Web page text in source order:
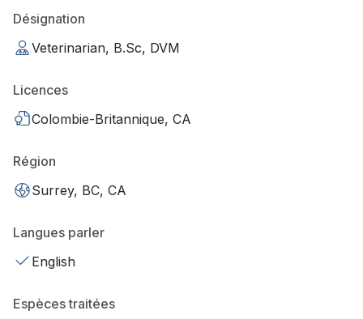
Désignation
Veterinarian, B.Sc, DVM
Licences
Colombie-Britannique, CA
Région
Surrey, BC, CA
Langues parler
English
Espèces traitées